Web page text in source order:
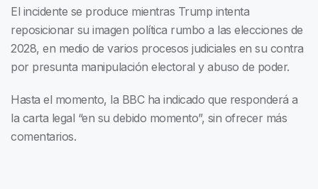
El incidente se produce mientras Trump intenta
reposicionar su imagen política rumbo a las elecciones de
2028, en medio de varios procesos judiciales en su contra
por presunta manipulación electoral y abuso de poder.
Hasta el momento, la BBC ha indicado que responderá a
la carta legal “en su debido momento”, sin ofrecer más
comentarios.